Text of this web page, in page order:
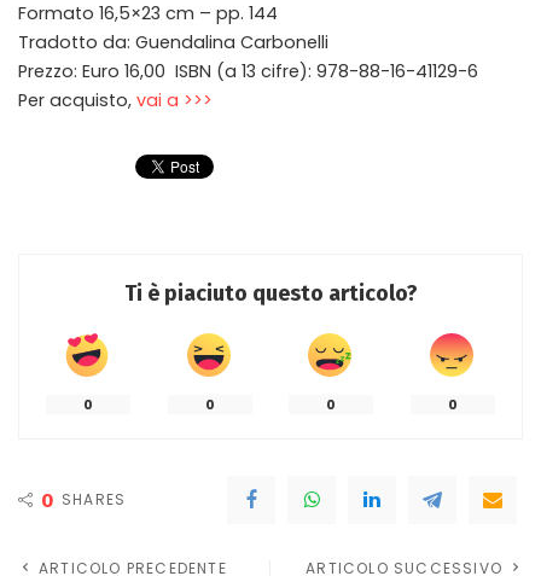
Formato 16,5×23 cm – pp. 144
Tradotto da: Guendalina Carbonelli
Prezzo: Euro 16,00 ISBN (a 13 cifre): 978-88-16-41129-6
Per acquisto, vai a >>>
Ti è piaciuto questo articolo?
0 0 0 0
0 SHARES
ARTICOLO PRECEDENTE ARTICOLO SUCCESSIVO